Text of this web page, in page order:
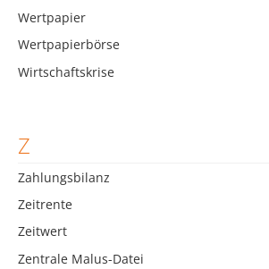
Wertpapier
Wertpapierbörse
Wirtschaftskrise
Z
Zahlungsbilanz
Zeitrente
Zeitwert
Zentrale Malus-Datei